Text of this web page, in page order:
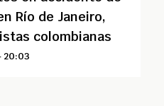
Río de Janeiro,
colombianas
20:03